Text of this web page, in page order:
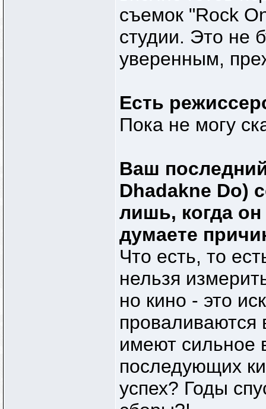
съемок "Rock
студии. Это не
уверенным,
Есть
Пока не могу
Ваш
Dhadakne Do)
лишь, когда
думаете
Что есть, то
нельзя
но кино - это
проваливаются
имеют сильное
последующих
успех? Годы